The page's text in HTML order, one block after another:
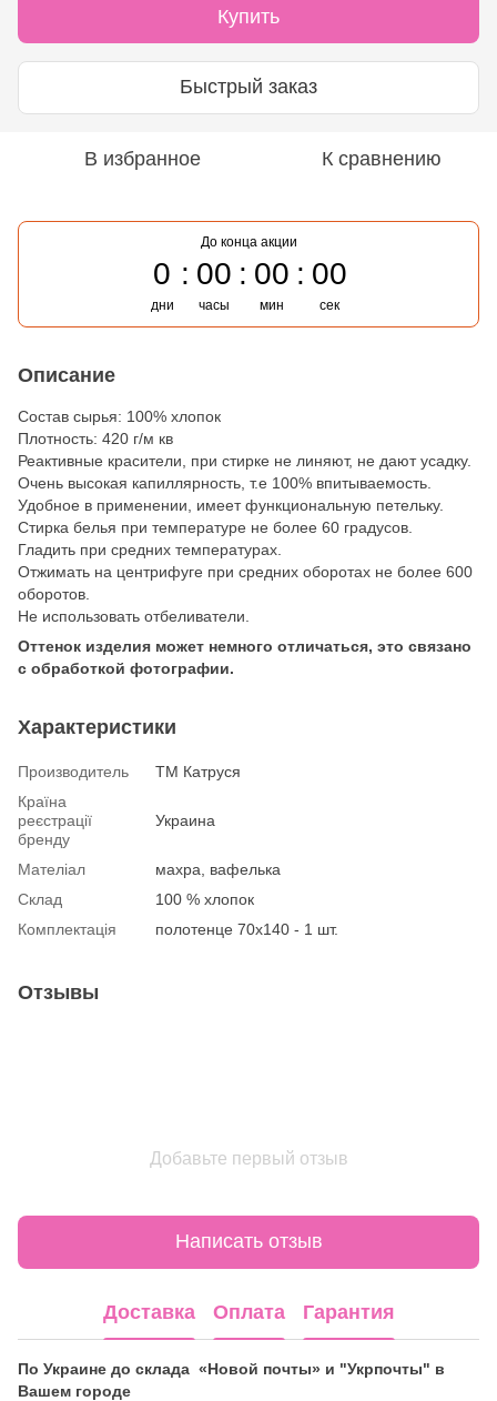
Купить
Быстрый заказ
В избранное К сравнению
До конца акции
0
дни
00
часы
00
мин
00
сек
Описание
Состав сырья: 100% хлопок
Плотность: 420 г/м кв
Реактивные красители, при стирке не линяют, не дают усадку.
Очень высокая капиллярность, т.е 100% впитываемость.
Удобное в применении, имеет функциональную петельку.
Стирка белья при температуре не более 60 градусов.
Гладить при средних температурах.
Отжимать на центрифуге при средних оборотах не более 600
оборотов.
Не использовать отбеливатели.
Оттенок изделия может немного отличаться, это связано
с обработкой фотографии.
Характеристики
Производитель
ТМ Катруся
Країна
реєстрації
бренду
Украина
Мателіал
махра, вафелька
Склад
100 % хлопок
Комплектація
полотенце 70х140 - 1 шт.
Отзывы
Добавьте первый отзыв
Написать отзыв
Доставка Оплата Гарантия
По Украине до склада «Новой почты» и "Укрпочты" в
Вашем городе